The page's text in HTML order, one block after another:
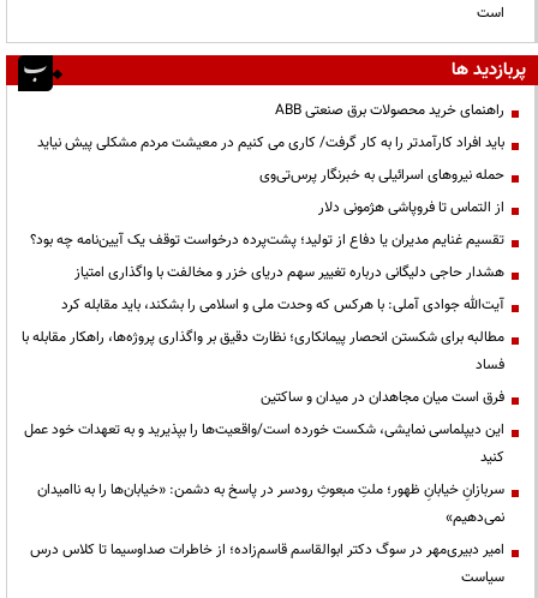
است
پربازدید ها
راهنمای خرید محصولات برق صنعتی ABB
باید افراد کارآمدتر را به کار گرفت/ کاری می کنیم در معیشت مردم مشکلی پیش نیاید
حمله نیروهای اسرائیلی به خبرنگار پرس‌تی‌وی
از التماس تا فروپاشی هژمونی دلار
تقسیم غنایم مدیران یا دفاع از تولید؛ پشت‌پرده درخواست توقف یک آیین‌نامه چه بود؟
هشدار حاجی دلیگانی درباره تغییر سهم دریای خزر و مخالفت با واگذاری امتیاز
آیت‌الله جوادی آملی: با هرکس که وحدت ملی و اسلامی را بشکند، باید مقابله کرد
مطالبه برای شکستن انحصار پیمانکاری؛ نظارت دقیق بر واگذاری پروژه‌ها، راهکار مقابله با
فساد
فرق است میان مجاهدان در میدان و ساکتین
این دیپلماسی نمایشی، شکست خورده است/واقعیت‌ها را بپذیرید و به تعهدات خود عمل
کنید
سربازانِ خیابانِ ظهور؛ ملتِ مبعوثِ رودسر در پاسخ به دشمن: «خیابان‌ها را به ناامیدان
نمی‌دهیم»
امیر دبیری‌مهر در سوگ دکتر ابوالقاسم قاسم‌زاده؛ از خاطرات صداوسیما تا کلاس درس
سیاست